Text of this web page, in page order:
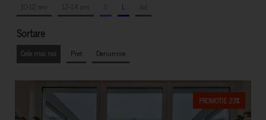
10-12 ani
12-14 ani S L xxl
Sortare
Cele mai noi Pret Denumire
PROMOTIE 23%